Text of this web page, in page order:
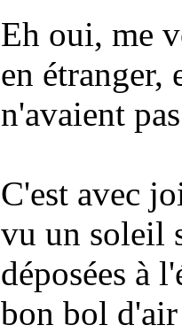
Eh oui, me
en étranger,
n'avaient
C'est avec
vu un soleil
déposées à
bon bol